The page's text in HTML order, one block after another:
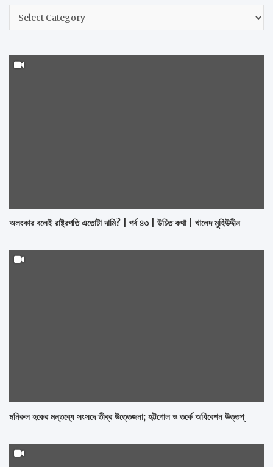
h
করুন
অলংকার বলেই রাষ্ট্রপতি এতোটা দামি? | পর্ব ৪৩ | উচিত কথা | খালেদ মুহিউদ্দীন
মনিরুল হকের মন্তব্যে সংসদে তীব্র উত্তেজনা; হট্টগোল ও তর্কে অধিবেশন উত্তপ্